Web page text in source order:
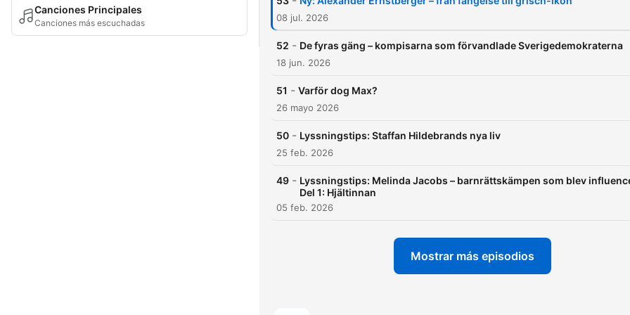
Canciones Principales
Canciones más escuchadas 08 jul. 2026
52 - De fyras gäng – kompisarna som förvandlade Sverigedemokraterna
18 jun. 2026
51 - Varför dog Max?
26 mayo 2026
50 - Lyssningstips: Staffan Hildebrands nya liv
25 feb. 2026
49 - Lyssningstips: Melinda Jacobs – barnrättskämpen som blev
Del 1: Hjältinnan
05 feb. 2026
Mostrar más episodios